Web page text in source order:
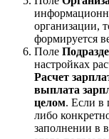
организации,
формируется
Поле
настройках
Расчет
выплата
целом. Если в
либо
заполнении в